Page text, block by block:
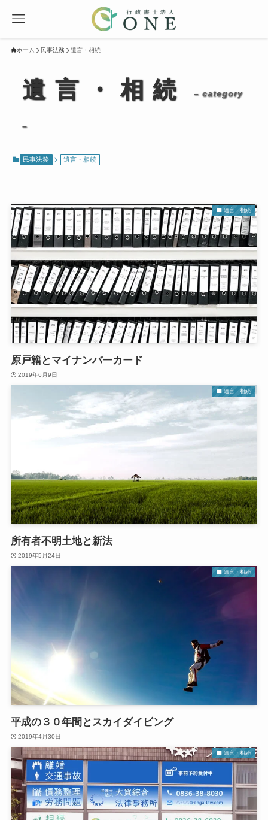
ホーム 民事法務 遺言・相続
遺言・相続 – category
–
民事法務 遺言・相続
遺言・相続
原戸籍とマイナンバーカード
2019年6月9日
遺言・相続
所有者不明土地と新法
2019年5月24日
遺言・相続
平成の３０年間とスカイダイビング
2019年4月30日
遺言・相続